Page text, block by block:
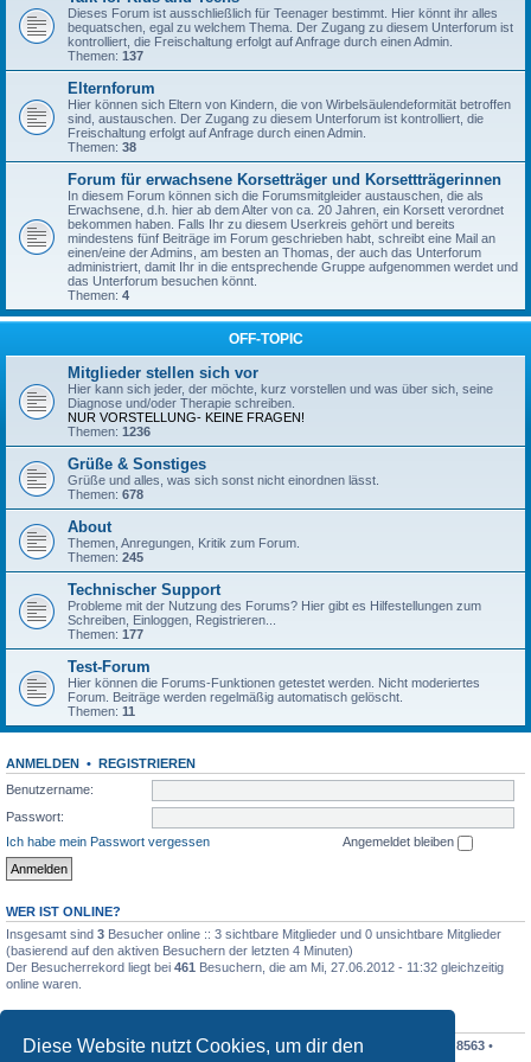
Diese Website nutzt Cookies, um dir den
Dieses Forum ist ausschließlich für Teenager bestimmt. Hier könnt ihr alles
bequatschen, egal zu welchem Thema. Der Zugang zu diesem Unterforum ist
kontrolliert, die Freischaltung erfolgt auf Anfrage durch einen Admin.
Themen: 137
Elternforum
Hier können sich Eltern von Kindern, die von Wirbelsäulendeformität betroffen
sind, austauschen. Der Zugang zu diesem Unterforum ist kontrolliert, die
Freischaltung erfolgt auf Anfrage durch einen Admin.
Themen: 38
Forum für erwachsene Korsetträger und Korsettträgerinnen
In diesem Forum können sich die Forumsmitgleider austauschen, die als
Erwachsene, d.h. hier ab dem Alter von ca. 20 Jahren, ein Korsett verordnet
bekommen haben. Falls Ihr zu diesem Userkreis gehört und bereits
mindestens fünf Beiträge im Forum geschrieben habt, schreibt eine Mail an
einen/eine der Admins, am besten an Thomas, der auch das Unterforum
administriert, damit Ihr in die entsprechende Gruppe aufgenommen werdet und
das Unterforum besuchen könnt.
Themen: 4
OFF-TOPIC
Mitglieder stellen sich vor
Hier kann sich jeder, der möchte, kurz vorstellen und was über sich, seine
Diagnose und/oder Therapie schreiben.
NUR VORSTELLUNG- KEINE FRAGEN!
Themen: 1236
Grüße & Sonstiges
Grüße und alles, was sich sonst nicht einordnen lässt.
Themen: 678
About
Themen, Anregungen, Kritik zum Forum.
Themen: 245
Technischer Support
Probleme mit der Nutzung des Forums? Hier gibt es Hilfestellungen zum
Schreiben, Einloggen, Registrieren...
Themen: 177
Test-Forum
Hier können die Forums-Funktionen getestet werden. Nicht moderiertes
Forum. Beiträge werden regelmäßig automatisch gelöscht.
Themen: 11
ANMELDEN •
REGISTRIEREN
Benutzername:
Passwort:
Ich habe mein Passwort vergessen
Angemeldet bleiben
WER IST ONLINE?
Insgesamt sind 3 Besucher online :: 3 sichtbare Mitglieder und 0 unsichtbare Mitglieder
(basierend auf den aktiven Besuchern der letzten 4 Minuten)
Der Besucherrekord liegt bei 461 Besuchern, die am Mi, 27.06.2012 - 11:32 gleichzeitig
online waren.
Beiträge insgesamt198410• Themen insgesamt19195• Mitglieder insgesamt 8563 •